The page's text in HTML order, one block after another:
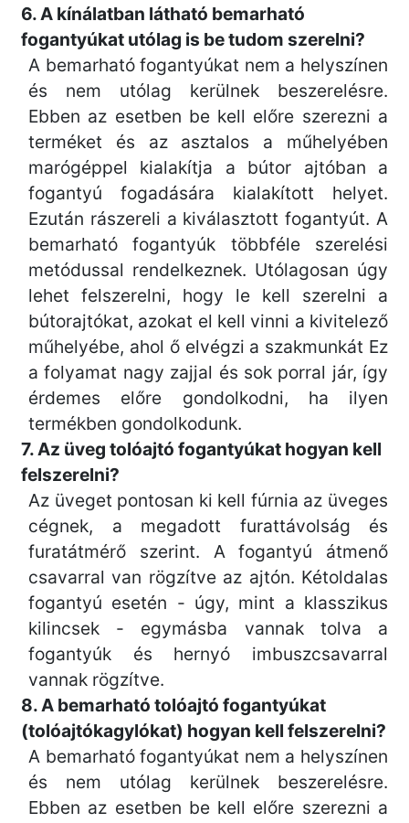
6. A kínálatban látható bemarható
fogantyúkat utólag is be tudom szerelni?
A bemarható fogantyúkat nem a helyszínen
és nem utólag kerülnek beszerelésre.
Ebben az esetben be kell előre szerezni a
terméket és az asztalos a műhelyében
marógéppel kialakítja a bútor ajtóban a
fogantyú fogadására kialakított helyet.
Ezután rászereli a kiválasztott fogantyút. A
bemarható fogantyúk többféle szerelési
metódussal rendelkeznek. Utólagosan úgy
lehet felszerelni, hogy le kell szerelni a
bútorajtókat, azokat el kell vinni a kivitelező
műhelyébe, ahol ő elvégzi a szakmunkát Ez
a folyamat nagy zajjal és sok porral jár, így
érdemes előre gondolkodni, ha ilyen
termékben gondolkodunk.
7. Az üveg tolóajtó fogantyúkat hogyan kell
felszerelni?
Az üveget pontosan ki kell fúrnia az üveges
cégnek, a megadott furattávolság és
furatátmérő szerint. A fogantyú átmenő
csavarral van rögzítve az ajtón. Kétoldalas
fogantyú esetén - úgy, mint a klasszikus
kilincsek - egymásba vannak tolva a
fogantyúk és hernyó imbuszcsavarral
vannak rögzítve.
8. A bemarható tolóajtó fogantyúkat
(tolóajtókagylókat) hogyan kell felszerelni?
A bemarható fogantyúkat nem a helyszínen
és nem utólag kerülnek beszerelésre.
Ebben az esetben be kell előre szerezni a